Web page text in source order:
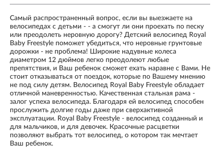
Самый распространенный вопрос, если вы выезжаете на
велосипедах с детьми - - а смогут ли они проехать по песку
или преодолеть неровную дорогу? Детский велосипед Royal
Baby Freestyle поможет убедиться, что неровные грунтовые
дорожки - не проблема! Широкие надувные колеса
диаметром 12 дюймов легко преодолеют любые
препятствия, и Ваш ребенок сможет ехать наравне с Вами. Не
стоит отказываться от поездок, которые по Вашему мнению
не под силу детям. Велосипед Royal Baby Freestyle обладает
отличной маневренностью. Качественная стальная рама -
залог успеха велосипеда. Благодаря ей велосипед способен
прослужить долгие годы даже при сверхактивной
эксплуатации. Royal Baby Freestyle - велосипед созданный и
для мальчиков, и для девочек. Красочные расцветки
позволяют выбрать тот велосипед, о котором так мечтает
Ваш ребенок.